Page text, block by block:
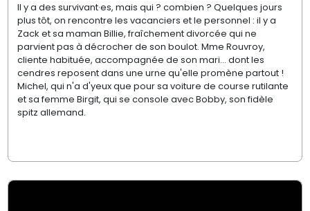
Il y a des survivant·es, mais qui ? combien ? Quelques jours
plus tôt, on rencontre les vacanciers et le personnel : il y a
Zack et sa maman Billie, fraîchement divorcée qui ne
parvient pas à décrocher de son boulot. Mme Rouvroy,
cliente habituée, accompagnée de son mari... dont les
cendres reposent dans une urne qu'elle promène partout !
Michel, qui n'a d'yeux que pour sa voiture de course rutilante
et sa femme Birgit, qui se console avec Bobby, son fidèle
spitz allemand.